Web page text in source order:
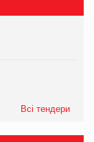
Всі тендери